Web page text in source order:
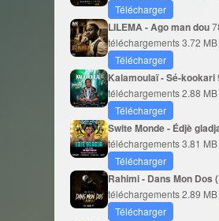
Télécharger
LILEMA - Ago man dou
téléchargements3.72 MB
Télécharger
Kalamoulaï - Sé-kookari
téléchargements2.88 MB
Télécharger
Swite Monde - Édjè
téléchargements3.81 MB
Télécharger
Rahimi - Dans Mon Dos
téléchargements2.89 MB
Télécharger